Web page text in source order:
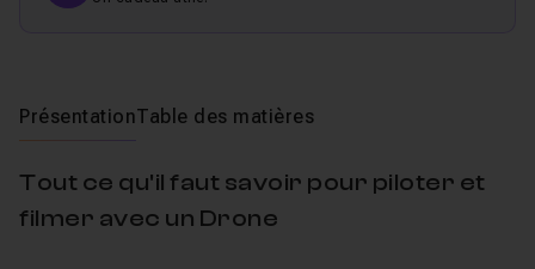
PrésentationTable des matières
Tout ce qu'il faut savoir pour piloter et
filmer avec un Drone